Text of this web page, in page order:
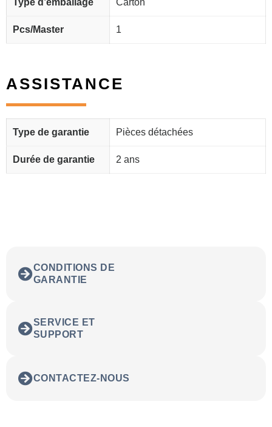
Type d’emballage Carton
Pcs/Master 1
ASSISTANCE
Type de garantie Pièces détachées
Durée de garantie 2 ans
CONDITIONS DE
GARANTIE
SERVICE ET
SUPPORT
CONTACTEZ-NOUS